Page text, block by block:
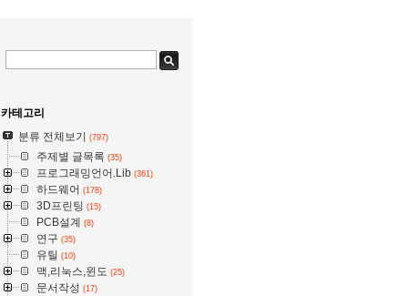
카테고리
분류 전체보기 (797)
주제별 글목록 (35)
프로그래밍언어.Lib (361)
하드웨어 (178)
3D프린팅 (15)
PCB설계 (8)
연구 (35)
유틸 (10)
맥,리눅스,윈도 (25)
문서작성 (17)